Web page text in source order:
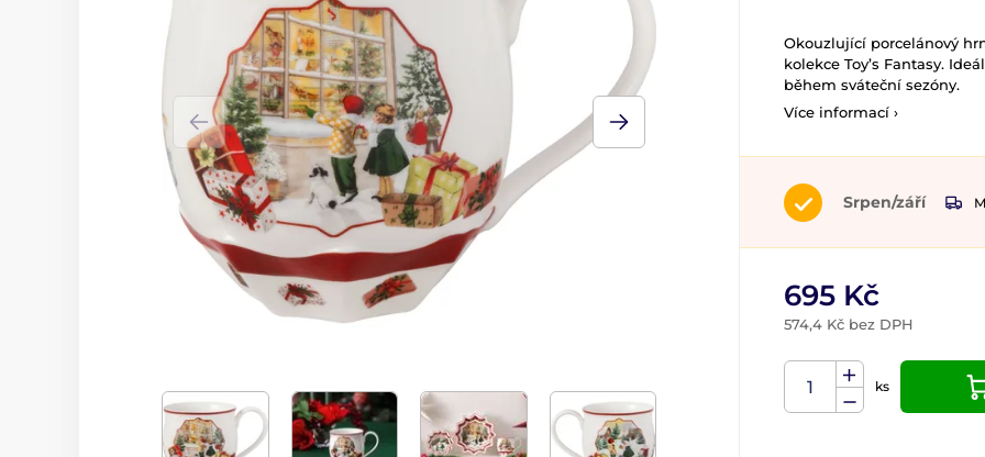
Okouzlující porcelánový
kolekce Toy’s Fantasy.
během sváteční sezóny.
Více informací ›
Srpen/září
695 Kč
574,4 Kč bez DPH
ks